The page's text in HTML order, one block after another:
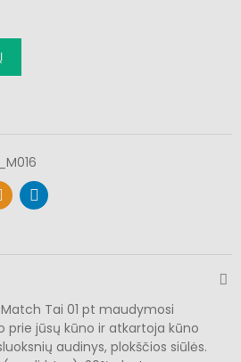
Tai 01 pt maudymosi
prie jūsų kūno ir atkartoja kūno
audinys, plokščios siūlės.